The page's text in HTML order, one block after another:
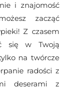
i znajomość
zacząć
Z czasem
się w Twoją
na twórcze
radości z
deserami z